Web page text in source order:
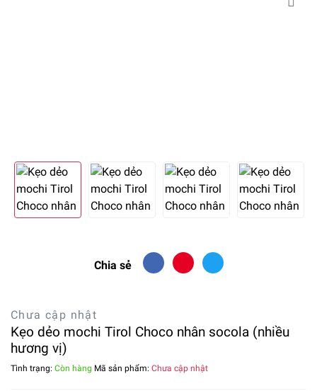
Chia sẻ
Chưa cập nhật
Kẹo dẻo mochi Tirol Choco nhân socola (nhiều
hương vị)
Tình trạng: Còn hàng Mã sản phẩm: Chưa cập nhật